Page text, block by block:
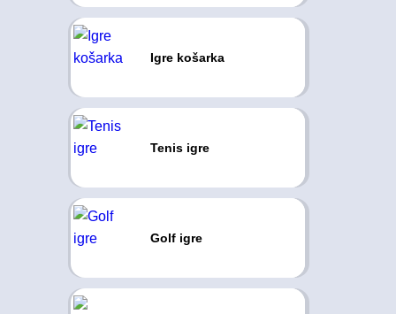
Igre košarka
Tenis igre
Golf igre